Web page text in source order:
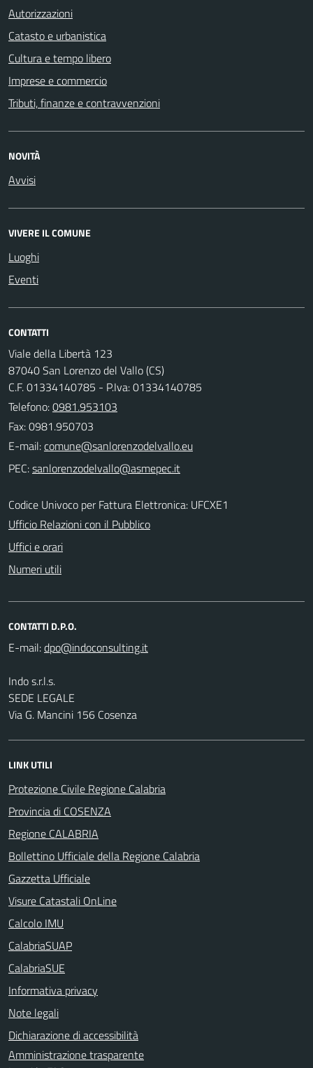
Autorizzazioni
Catasto e urbanistica
Cultura e tempo libero
Imprese e commercio
Tributi, finanze e contravvenzioni
NOVITÀ
Avvisi
VIVERE IL COMUNE
Luoghi
Eventi
CONTATTI
Viale della Libertà 123
87040 San Lorenzo del Vallo (CS)
C.F. 01334140785 - P.Iva: 01334140785
Telefono:0981.953103
Fax: 0981.950703
E-mail:
PEC:
Codice Univoco per Fattura Elettronica: UFCXE1
Ufficio Relazioni con il Pubblico
Uffici e orari
Numeri utili
CONTATTI D.P.O.
E-mail:
Indo s.r.l.s.
SEDE LEGALE
Via G. Mancini 156 Cosenza
LINK UTILI
Protezione Civile Regione Calabria
Provincia di COSENZA
Regione CALABRIA
Bollettino Ufficiale della Regione Calabria
Gazzetta Ufficiale
Visure Catastali OnLine
Calcolo IMU
CalabriaSUAP
CalabriaSUE
Informativa privacy
Note legali
Dichiarazione di accessibilità
Amministrazione trasparente